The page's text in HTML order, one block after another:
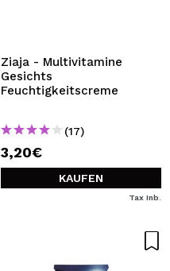
Ziaja - Multivitamine
Gesichts
Feuchtigkeitscreme
(17)
3,20€
KAUFEN
Tax Inb.